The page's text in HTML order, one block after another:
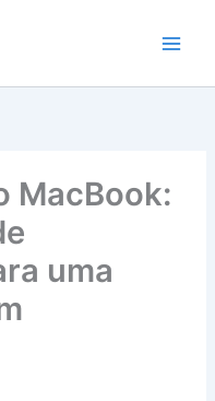
MacBook:
uma